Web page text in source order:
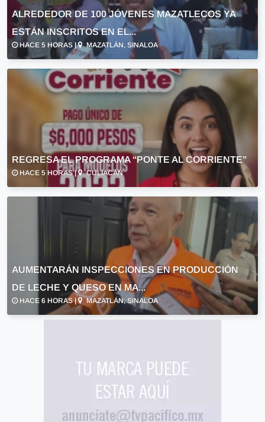
ALREDEDOR DE 100 JÓVENES MAZATLECOS YA
ESTÁN INSCRITOS EN EL...
HACE 5 HORAS | MAZATLÁN, SINALOA
REGRESA EL PROGRAMA “PONTE AL CORRIENTE”
HACE 5 HORAS | CULIACÁN
AUMENTARÁN INSPECCIONES EN PRODUCCIÓN
DE LECHE Y QUESO EN MA...
HACE 6 HORAS | MAZATLÁN, SINALOA